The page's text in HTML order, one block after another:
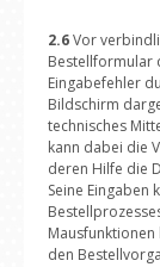
2.6Vor
Bestellformular
Eingabefehler
Bildschirm
technisches
kann dabei die
deren Hilfe die
Seine Eingaben
den